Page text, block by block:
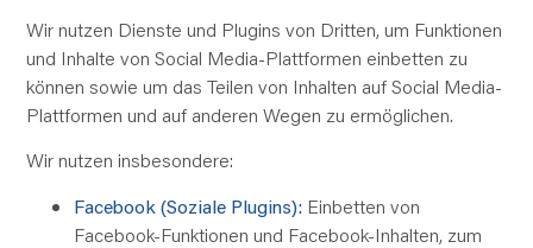
Wir nutzen Dienste und Plugins von Dritten, um Funktionen
und Inhalte von Social Media-Plattformen einbetten zu
können sowie um das Teilen von Inhalten auf Social Media-
Plattformen und auf anderen Wegen zu ermöglichen.
Wir nutzen insbesondere:
Facebook (Soziale Plugins): Einbetten von
Facebook-Funktionen und Facebook-Inhalten, zum